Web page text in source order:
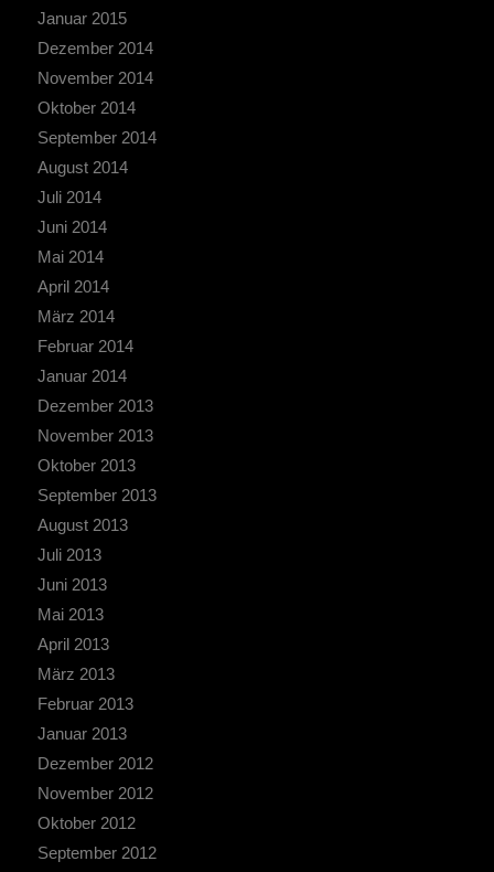
Januar 2015
Dezember 2014
November 2014
Oktober 2014
September 2014
August 2014
Juli 2014
Juni 2014
Mai 2014
April 2014
März 2014
Februar 2014
Januar 2014
Dezember 2013
November 2013
Oktober 2013
September 2013
August 2013
Juli 2013
Juni 2013
Mai 2013
April 2013
März 2013
Februar 2013
Januar 2013
Dezember 2012
November 2012
Oktober 2012
September 2012